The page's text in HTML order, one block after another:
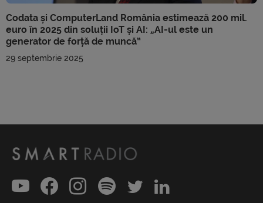
Codata și ComputerLand România estimează 200 mil.
euro în 2025 din soluții IoT și AI: „AI-ul este un
generator de forță de muncă”
29 septembrie 2025